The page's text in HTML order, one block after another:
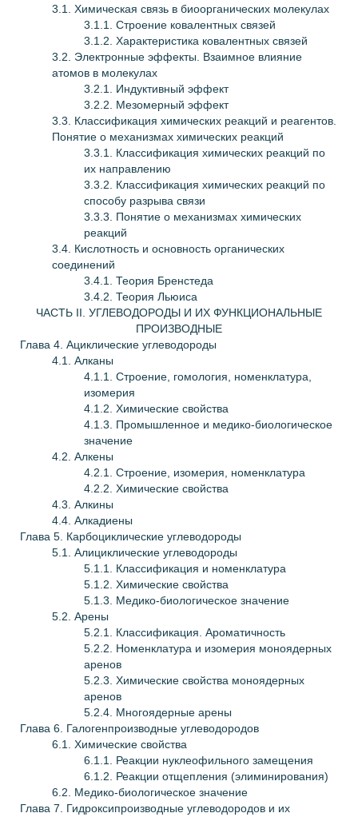
3.1. Химическая связь в биоорганических молекулах
3.1.1. Строение ковалентных связей
3.1.2. Характеристика ковалентных связей
3.2. Электронные эффекты. Взаимное влияние
атомов в молекулах
3.2.1. Индуктивный эффект
3.2.2. Мезомерный эффект
3.3. Классификация химических реакций и реагентов.
Понятие о механизмах химических реакций
3.3.1. Классификация химических реакций по
их направлению
3.3.2. Классификация химических реакций по
способу разрыва связи
3.3.3. Понятие о механизмах химических
реакций
3.4. Кислотность и основность органических
соединений
3.4.1. Теория Бренстеда
3.4.2. Теория Льюиса
ЧАСТЬ II. УГЛЕВОДОРОДЫ И ИХ ФУНКЦИОНАЛЬНЫЕ
ПРОИЗВОДНЫЕ
Глава 4. Ациклические углеводороды
4.1. Алканы
4.1.1. Строение, гомология, номенклатура,
изомерия
4.1.2. Химические свойства
4.1.3. Промышленное и медико-биологическое
значение
4.2. Алкены
4.2.1. Строение, изомерия, номенклатура
4.2.2. Химические свойства
4.3. Алкины
4.4. Алкадиены
Глава 5. Карбоциклические углеводороды
5.1. Алициклические углеводороды
5.1.1. Классификация и номенклатура
5.1.2. Химические свойства
5.1.3. Медико-биологическое значение
5.2. Арены
5.2.1. Классификация. Ароматичность
5.2.2. Номенклатура и изомерия моноядерных
аренов
5.2.3. Химические свойства моноядерных
аренов
5.2.4. Многоядерные арены
Глава 6. Галогенпроизводные углеводородов
6.1. Химические свойства
6.1.1. Реакции нуклеофильного замещения
6.1.2. Реакции отщепления (элиминирования)
6.2. Медико-биологическое значение
Глава 7. Гидроксипроизводные углеводородов и их